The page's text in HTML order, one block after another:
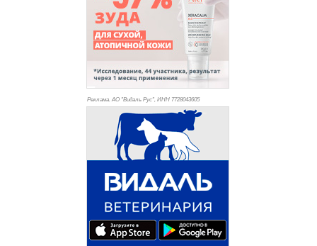
Реклама. АО "Видаль Рус", ИНН 7728043605